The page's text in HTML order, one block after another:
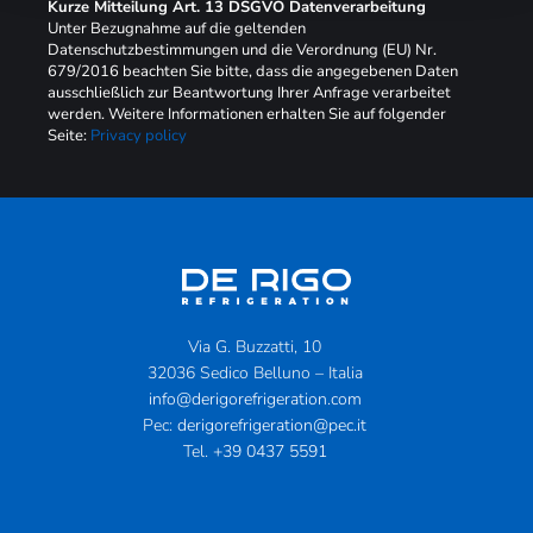
Kurze Mitteilung Art. 13 DSGVO Datenverarbeitung
Unter Bezugnahme auf die geltenden
Datenschutzbestimmungen und die Verordnung (EU) Nr.
679/2016 beachten Sie bitte, dass die angegebenen Daten
ausschließlich zur Beantwortung Ihrer Anfrage verarbeitet
werden. Weitere Informationen erhalten Sie auf folgender
Seite: Privacy policy
Via G. Buzzatti, 10
32036 Sedico Belluno – Italia
info@derigorefrigeration.com
Pec: derigorefrigeration@pec.it
Tel. +39 0437 5591